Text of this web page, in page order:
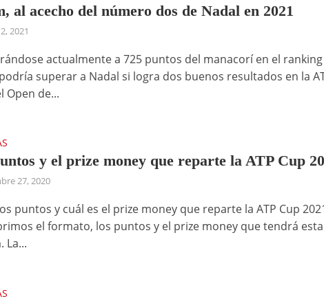
al acecho del número dos de Nadal en 2021
2021
actualmente a 725 puntos del manacorí en el ranking
superar a Nadal si logra dos buenos resultados en la
Open de...
y el prize money que reparte la ATP Cup
27, 2020
puntos y cuál es el prize money que reparte la ATP Cup
el formato, los puntos y el prize money que tendrá esta
La...